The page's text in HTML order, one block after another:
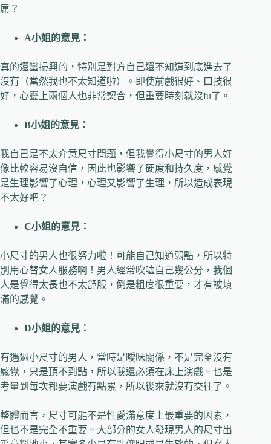
屌？
A小姐的意見：
真的還蠻掃興的，特別是對方自己還不知道到底進去了
沒有（當然我也不太知道啦）。即使前戲很好、口技很
好，心靈上兩個人也非常契合，但重要時刻就沒fu了。
B小姐的意見：
我自己是不太介意尺寸問題，但我覺得小尺寸的男人好
像比較容易沒自信，因此也影響了硬度和持久度，感覺
是生理影響了心理，心理又影響了生理，所以造成表現
不太好吧？
C小姐的意見：
小尺寸的男人也很努力啦！可能自己知道弱點，所以特
別用心替女人服務啊！男人經常吹噓自己幾公分，我個
人是覺得太長也不太舒服，倒是粗度很重要，才有被填
滿的感覺。
D小姐的意見：
有遇過小尺寸的男人，當時是曖昧關係，不是完全沒有
感覺，只是頂不到點，所以我還必須在床上演戲。也是
考量到每次都要演戲有點累，所以後來就沒有交往了。
整體而言，尺寸可能不是性愛滿意度上最重要的因素，
但也不是完全不重要。大部分的女人發現男人的尺寸出